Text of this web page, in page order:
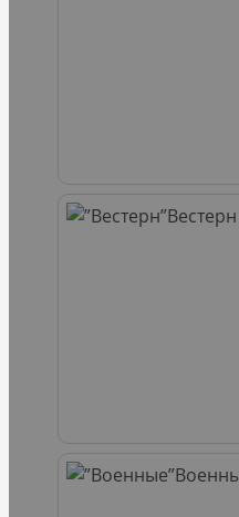
Вестерн